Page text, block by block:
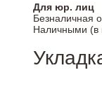
Для юр. лиц
Безналичная
Наличными (в